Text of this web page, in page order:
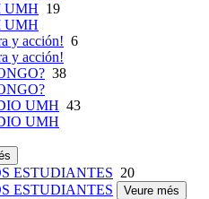
UMH 19
UMH
y acción! 6
y acción!
38
UMH 43
UMH
ESTUDIANTES 20
ESTUDIANTES
Veure més